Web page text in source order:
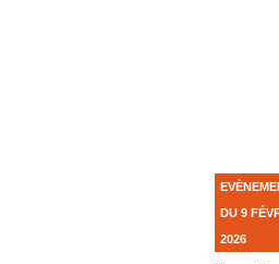
DU 9
2026